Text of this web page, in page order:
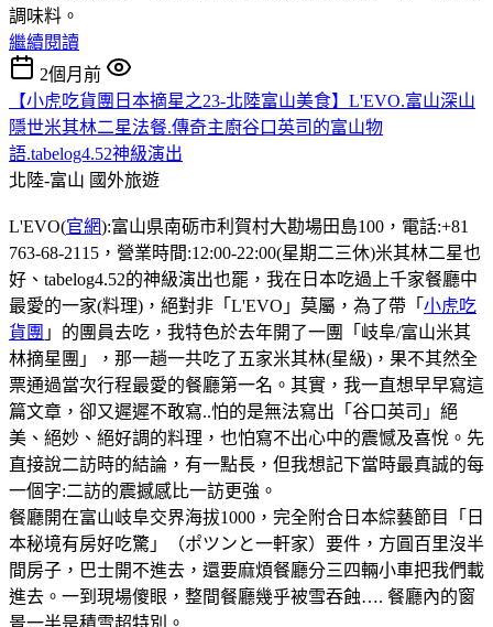
調味料。
繼續閱讀
2個月前
【小虎吃貨團日本摘星之23-北陸富山美食】L'EVO.富山深山
隱世米其林二星法餐.傳奇主廚谷口英司的富山物
語.tabelog4.52神級演出
北陸-富山 國外旅遊
L'EVO(官網):富山県南砺市利賀村大勘場田島100，電話:+81
763-68-2115，營業時間:12:00-22:00(星期二三休)米其林二星也
好、tabelog4.52的神級演出也罷，我在日本吃過上千家餐廳中
最愛的一家(料理)，絕對非「L'EVO」莫屬，為了帶「 小虎吃
貨團 」的團員去吃，我特色於去年開了一團「岐阜/富山米其
林摘星團」，那一趟一共吃了五家米其林(星級)，果不其然全
票通過當次行程最愛的餐廳第一名。其實，我一直想早早寫這
篇文章，卻又遲遲不敢寫..怕的是無法寫出「谷口英司」絕
美、絕妙、絕好調的料理，也怕寫不出心中的震憾及喜悅。先
直接說二訪時的結論，有一點長，但我想記下當時最真誠的每
一個字:二訪的震撼感比一訪更強。
餐廳開在富山岐阜交界海拔1000，完全附合日本綜藝節目「日
本秘境有房好吃驚」（ポツンと一軒家）要件，方圓百里沒半
間房子，巴士開不進去，還要麻煩餐廳分三四輛小車把我們載
進去。一到現場傻眼，整間餐廳幾乎被雪吞蝕…. 餐廳內的窗
景一半是積雪超特別。